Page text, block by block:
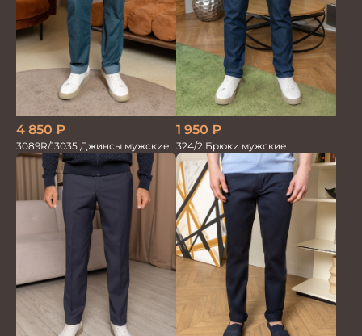
4 850 ₽
3089R/13035 Джинсы мужские
1 950 ₽
324/2 Брюки мужские